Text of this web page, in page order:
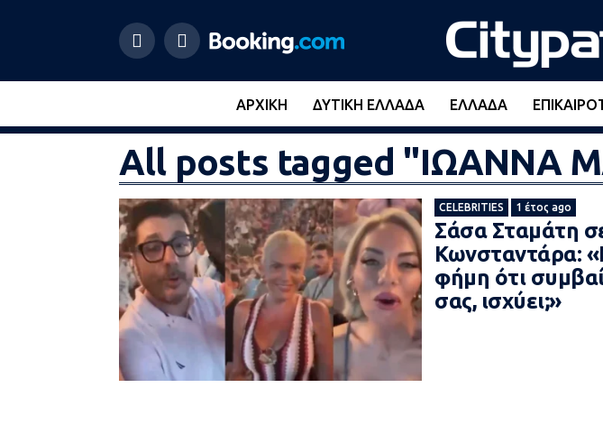
ΑΡΧΙΚΉ ΔΥΤΙΚΉ ΕΛΛΆΔΑ ΕΛΛΆΔΑ
All posts tagged "ΙΩΑΝΝΑ
CELEBRITIES 1 έτος ago
Σάσα Σταμάτη
Κωνσταντάρα:
φήμη ότι
σας, ισχύει;»